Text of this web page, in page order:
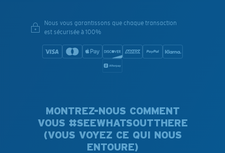
Nous vous garantissons que chaque transaction
est sécurisée à 100%
MONTREZ-NOUS COMMENT
VOUS #SEEWHATSOUTTHERE
(VOUS VOYEZ CE QUI NOUS
ENTOURE)